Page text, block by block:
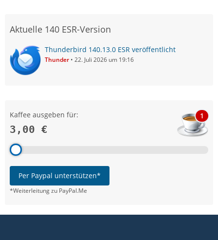
Aktuelle 140 ESR-Version
Thunderbird 140.13.0 ESR veröffentlicht
Thunder 22. Juli 2026 um 19:16
Kaffee ausgeben für:
3,00 €
1
Per Paypal unterstützen*
*Weiterleitung zu PayPal.Me